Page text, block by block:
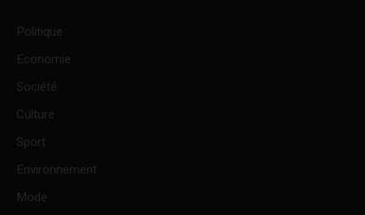
Politique
Economie
Société
Culture
Sport
Environnement
Mode